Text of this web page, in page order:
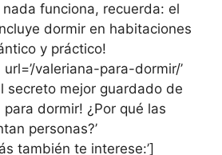
funciona, recuerda: el
dormir en habitaciones
y práctico!
valeriana-para-dormir/’
secreto mejor guardado de
dormir! ¿Por qué las
personas?’
también te interese:’]